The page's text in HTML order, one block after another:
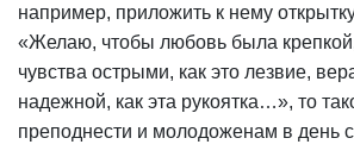
например, приложить к нему
«Желаю, чтобы любовь была крепкой,
чувства острыми, как это лезвие,
надежной, как эта рукоятка…», то
преподнести и молодоженам в день